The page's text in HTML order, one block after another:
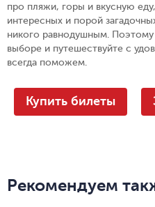
про пляжи, горы и вкусную
интересных и порой
никого равнодушным. Поэтому
выборе и путешествуйте с
всегда поможем.
Купить билеты
Рекомендуем